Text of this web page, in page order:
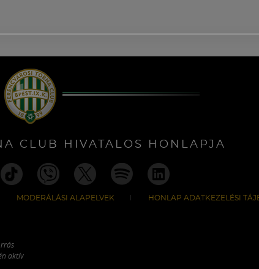
CLUB HIVATALOS HONLAPJA
MODERÁLÁSI ALAPELVEK HONLAP ADATKEZELÉSI
aktív